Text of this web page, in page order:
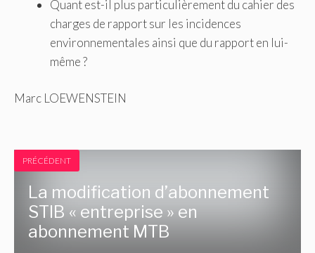
Quant est-il plus particulièrement du cahier des
charges de rapport sur les incidences
environnementales ainsi que du rapport en lui-
même ?
Marc LOEWENSTEIN
PRÉCÉDENT
La modification d’abonnement
STIB « entreprise » en
abonnement MTB